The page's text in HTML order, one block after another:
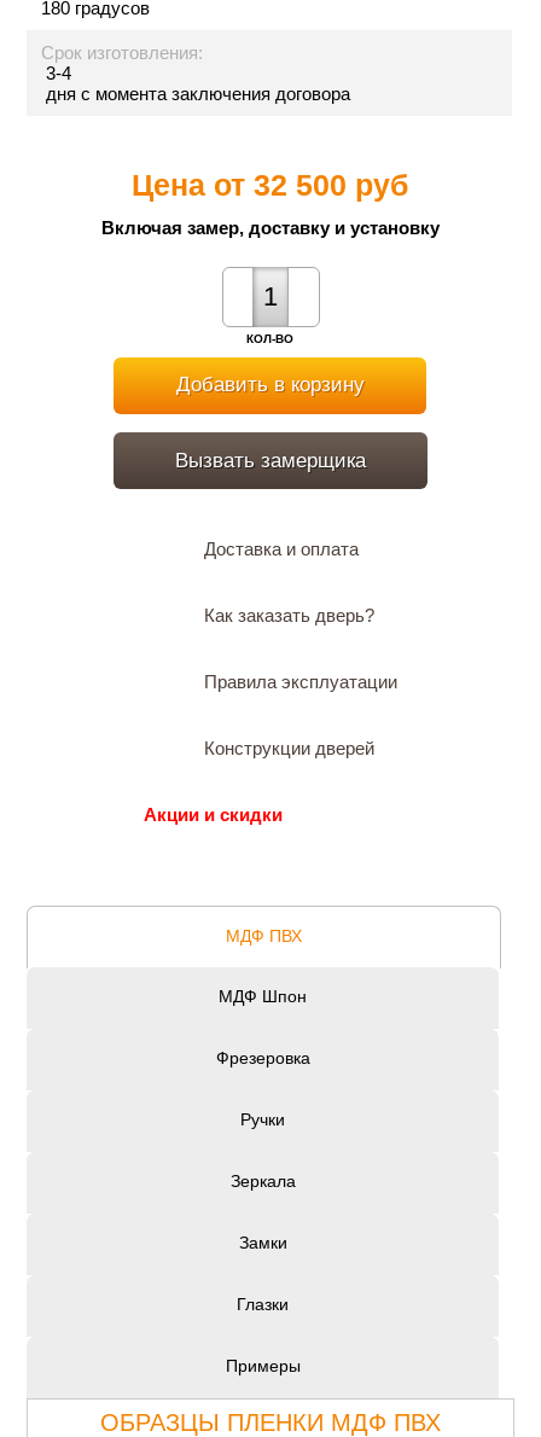
180 градусов
Срок изготовления:
3-4
дня с момента заключения договора
Цена от32 500 руб
Включая замер, доставку и установку
КОЛ-ВО
Добавить в корзину
Вызвать замерщика
Доставка и оплата
Как заказать дверь?
Правила эксплуатации
Конструкции дверей
Акции и скидки
МДФ ПВХ
МДФ Шпон
Фрезеровка
Ручки
Зеркала
Замки
Глазки
Примеры
ОБРАЗЦЫ ПЛЕНКИ МДФ ПВХ